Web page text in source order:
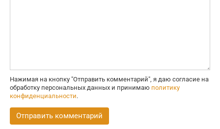
Нажимая на кнопку "Отправить комментарий", я даю согласие на
обработку персональных данных и принимаю политику
конфиденциальности.